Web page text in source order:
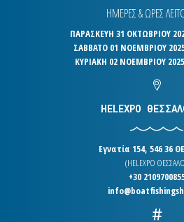
ΗΜΕΡΕΣ & ΩΡΕΣ
ΠΑΡΑΣΚΕΥΗ 31 ΟΚΤΩΒΡΙΟΥ
ΣΑΒΒΑΤΟ 01 ΝΟΕΜΒΡΙΟΥ
ΚΥΡΙΑΚΗ 02 ΝΟΕΜΒΡΙΟΥ
HELEXPO
Εγνατία 154, 546 36
(HELEXPO
+30